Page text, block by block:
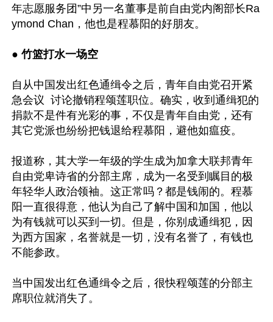
年志愿服务团”中另一名董事是前自由党内阁部长Ra
ymond Chan，他也是程慕阳的好朋友。
● 竹篮打水一场空
自从中国发出红色通缉令之后，青年自由党召开紧
急会议  讨论撤销程颂莲职位。确实，收到通缉犯的
捐款不是件有光彩的事，不仅是青年自由党，还有
其它党派也纷纷把钱退给程慕阳，避他如瘟疫。
报道称，其大学一年级的学生成为加拿大联邦青年
自由党卑诗省的分部主席，成为一名受到瞩目的极
年轻华人政治领袖。这正常吗？都是钱闹的。程慕
阳一直很得意，他认为自己了解中国和加国，他以
为有钱就可以买到一切。但是，你别成通缉犯，因
为西方国家，名誉就是一切，没有名誉了，有钱也
不能参政。
当中国发出红色通缉令之后，很快程颂莲的分部主
席职位就消失了。